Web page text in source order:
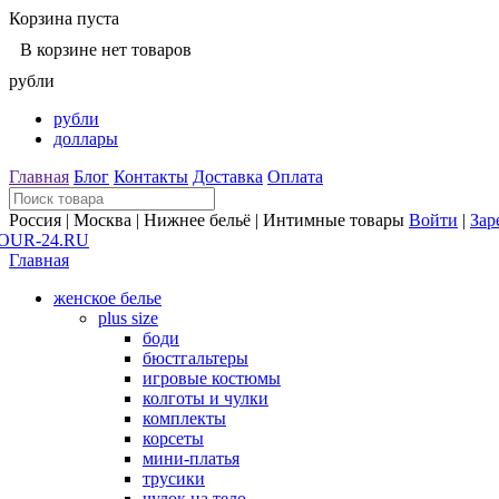
Корзина пуста
В корзине нет товаров
рубли
рубли
доллары
Главная Блог Контакты Доставка Оплата
Россия | Москва | Нижнее бельё | Интимные товары Войти |
Главная
женское белье
plus size
боди
бюстгальтеры
игровые костюмы
колготы и чулки
комплекты
корсеты
мини-платья
трусики